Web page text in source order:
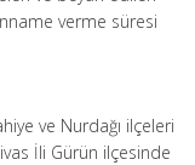
verme süresi
ve Nurdağı ilçeleri
İli Gürün ilçesinde